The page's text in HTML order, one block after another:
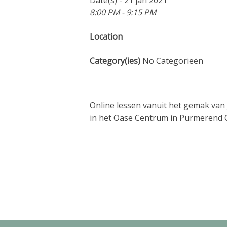
8:00 PM - 9:15 PM
Location
Category(ies) No Categorieën
Online lessen vanuit het gemak
in het Oase Centrum in Purmerend